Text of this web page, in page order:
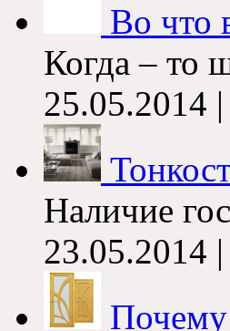
Во что
Когда – то
25.05.2014
Наличие
23.05.2014